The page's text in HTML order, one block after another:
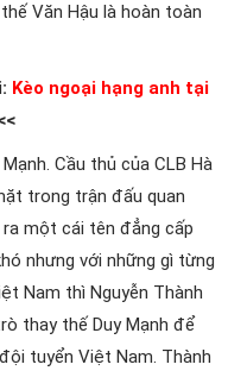
Văn Hậu là hoàn toàn
Kèo ngoại hạng anh tại
Cầu thủ của CLB Hà
trong trận đấu quan
một cái tên đẳng cấp
nhưng với những gì từng
Nam thì Nguyễn Thành
thay thế Duy Mạnh để
tuyển Việt Nam. Thành